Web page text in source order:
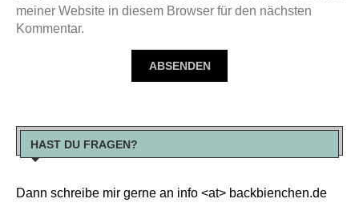
meiner Website in diesem Browser für den nächsten
Kommentar.
HAST DU FRAGEN?
Dann schreibe mir gerne an info <at> backbienchen.de